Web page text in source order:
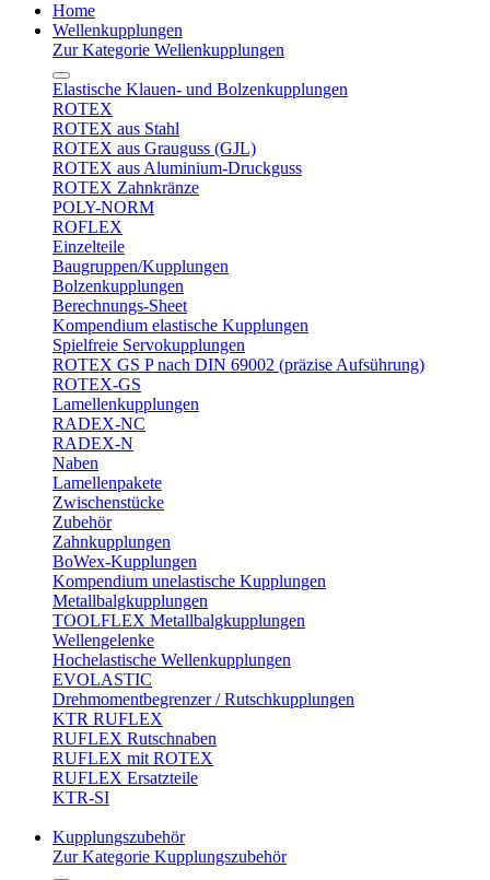
Home
Wellenkupplungen
Zur Kategorie Wellenkupplungen
Elastische Klauen- und Bolzenkupplungen
ROTEX
ROTEX aus Stahl
ROTEX aus Grauguss (GJL)
ROTEX aus Aluminium-Druckguss
ROTEX Zahnkränze
POLY-NORM
ROFLEX
Einzelteile
Baugruppen/Kupplungen
Bolzenkupplungen
Berechnungs-Sheet
Kompendium elastische Kupplungen
Spielfreie Servokupplungen
ROTEX GS P nach DIN 69002 (präzise Aufsührung)
ROTEX-GS
Lamellenkupplungen
RADEX-NC
RADEX-N
Naben
Lamellenpakete
Zwischenstücke
Zubehör
Zahnkupplungen
BoWex-Kupplungen
Kompendium unelastische Kupplungen
Metallbalgkupplungen
TOOLFLEX Metallbalgkupplungen
Wellengelenke
Hochelastische Wellenkupplungen
EVOLASTIC
Drehmomentbegrenzer / Rutschkupplungen
KTR RUFLEX
RUFLEX Rutschnaben
RUFLEX mit ROTEX
RUFLEX Ersatzteile
KTR-SI
Kupplungszubehör
Zur Kategorie Kupplungszubehör